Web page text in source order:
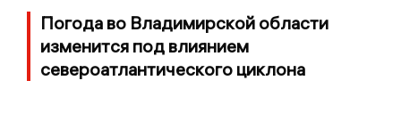
Погода во Владимирской области
изменится под влиянием
североатлантического циклона